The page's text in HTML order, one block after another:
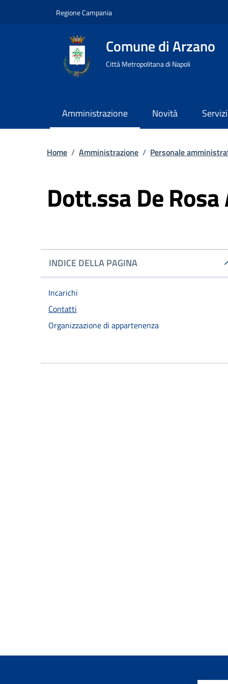
Regione Campania
Comune di Arzano
Città Metropolitana di Napoli
Amministrazione Novità Servizi
Home / Amministrazione / Personale
Dott.ssa De
INDICE DELLA PAGINA
Incarichi
Contatti
Organizzazione di appartenenza